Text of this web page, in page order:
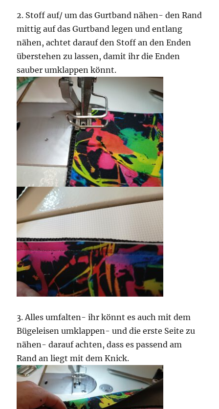
2. Stoff auf/ um das Gurtband nähen- den Rand
mittig auf das Gurtband legen und entlang
nähen, achtet darauf den Stoff an den Enden
überstehen zu lassen, damit ihr die Enden
sauber umklappen könnt.
3. Alles umfalten- ihr könnt es auch mit dem
Bügeleisen umklappen- und die erste Seite zu
nähen- darauf achten, dass es passend am
Rand an liegt mit dem Knick.